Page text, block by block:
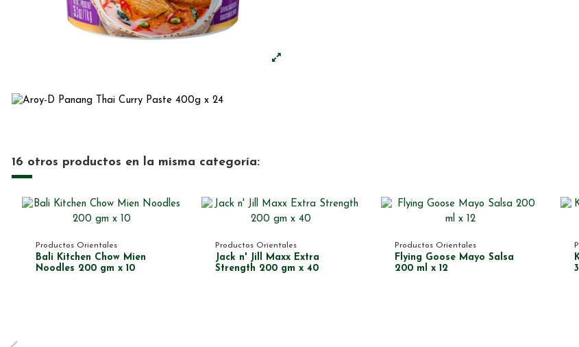
16 otros productos en la misma categoría:
Productos Orientales
Bali Kitchen Chow Mien
Noodles 200 gm x 10
Productos Orientales
Jack n' Jill Maxx Extra
Strength 200 gm x 40
Productos Orientales
Flying Goose Mayo Salsa
200 ml x 12